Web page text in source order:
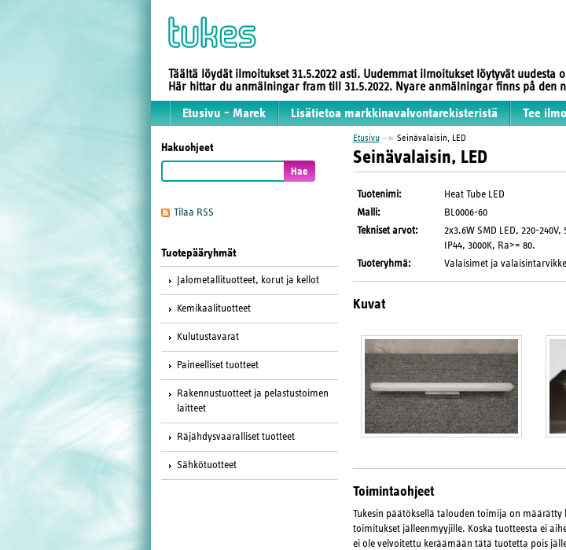
Täältä löydät ilmoitukset 31.5.2022 asti. Uudemmat ilmoitukset löytyvät uudesta
Här hittar du anmälningar fram till 31.5.2022. Nyare anmälningar finns på den
Etusivu - Marek Lisätietoa markkinavalvontarekisteristä Tee
Hakuohjeet
Tilaa RSS
Tuotepääryhmät
Jalometallituotteet, korut ja kellot
Kemikaalituotteet
Kulutustavarat
Paineelliset tuotteet
Rakennustuotteet ja pelastustoimen
laitteet
Räjähdysvaaralliset tuotteet
Sähkötuotteet
Etusivu Seinävalaisin, LED
Seinävalaisin, LED
Tuotenimi:
Heat Tube LED
Malli:
BL0006-60
Tekniset arvot:
2x3.6W SMD LED, 220-240V,
IP44, 3000K, Ra>= 80.
Tuoteryhmä: Valaisimet ja
Kuvat
Toimintaohjeet
Tukesin päätöksellä talouden toimija on
toimitukset jälleenmyyjille. Koska tuotteesta ei
ei ole velvoitettu keräämään tätä tuotetta pois